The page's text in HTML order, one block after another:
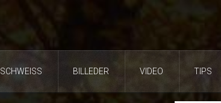
SCHWEISS BILLEDER VIDEO TIPS